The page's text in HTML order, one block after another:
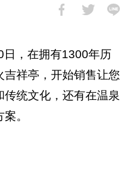
，在拥有1300年历
吉祥亭，开始销售让您
统文化，还有在温泉
。